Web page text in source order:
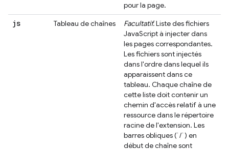
pour la page.
js Tableau de chaînes Facultatif.Liste des fichiers
JavaScript à injecter dans
les pages correspondantes.
Les fichiers sont injectés
dans l'ordre dans lequel ils
apparaissent dans ce
tableau. Chaque chaîne de
cette liste doit contenir un
chemin d'accès relatif à une
ressource dans le répertoire
racine de l'extension. Les
barres obliques (`/`) en
début de chaîne sont